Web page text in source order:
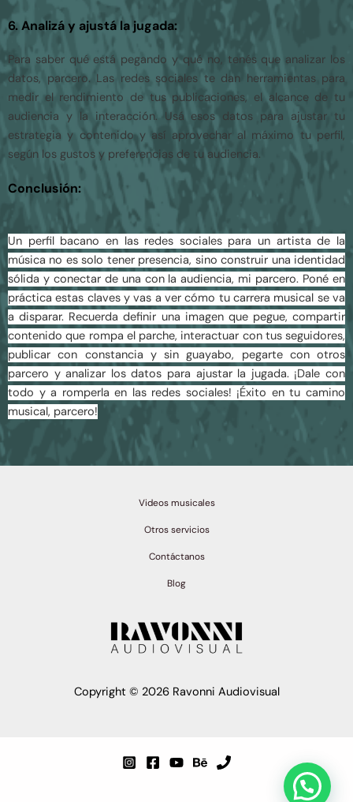
6. Analizá y ajustá la jugada:
Para saber qué está pegando y qué no, tenés que analizar los
datos, parcero. Las redes sociales te dan herramientas para
medir el rendimiento de tus publicaciones, el alcance de tu
audiencia y la interacción. Usá esos datos para ajustar tu
estrategia y contenido y así aprovechar al máximo tu perfil,
según los gustos y preferencias de tu audiencia.
Conclusión:
Un perfil bacano en las redes sociales para un artista de la
música no es solo tener presencia, sino construir una identidad
sólida y conectar de una con la audiencia, mi parcero. Poné en
práctica estas claves y vas a ver cómo tu carrera musical se va
a disparar. Recuerda definir una imagen que pegue, compartir
contenido que rompa el parche, interactuar con tus seguidores,
publicar con constancia y sin guayabo, pegarte con otros
parcero y analizar los datos para ajustar la jugada. ¡Dale con
todo y a romperla en las redes sociales! ¡Éxito en tu camino
musical, parcero!
Videos musicales
Otros servicios
Contáctanos
Blog
Copyright © 2026 Ravonni Audiovisual